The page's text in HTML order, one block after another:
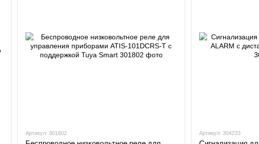
Артикул: 301802 Артикул: 304233